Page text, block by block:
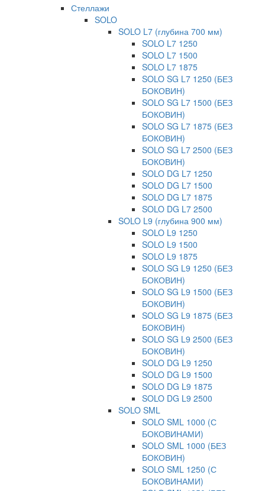
Стеллажи
SOLO
SOLO L7 (глубина 700 мм)
SOLO L7 1250
SOLO L7 1500
SOLO L7 1875
SOLO SG L7 1250 (БЕЗ
БОКОВИН)
SOLO SG L7 1500 (БЕЗ
БОКОВИН)
SOLO SG L7 1875 (БЕЗ
БОКОВИН)
SOLO SG L7 2500 (БЕЗ
БОКОВИН)
SOLO DG L7 1250
SOLO DG L7 1500
SOLO DG L7 1875
SOLO DG L7 2500
SOLO L9 (глубина 900 мм)
SOLO L9 1250
SOLO L9 1500
SOLO L9 1875
SOLO SG L9 1250 (БЕЗ
БОКОВИН)
SOLO SG L9 1500 (БЕЗ
БОКОВИН)
SOLO SG L9 1875 (БЕЗ
БОКОВИН)
SOLO SG L9 2500 (БЕЗ
БОКОВИН)
SOLO DG L9 1250
SOLO DG L9 1500
SOLO DG L9 1875
SOLO DG L9 2500
SOLO SML
SOLO SML 1000 (С
БОКОВИНАМИ)
SOLO SML 1000 (БЕЗ
БОКОВИН)
SOLO SML 1250 (С
БОКОВИНАМИ)